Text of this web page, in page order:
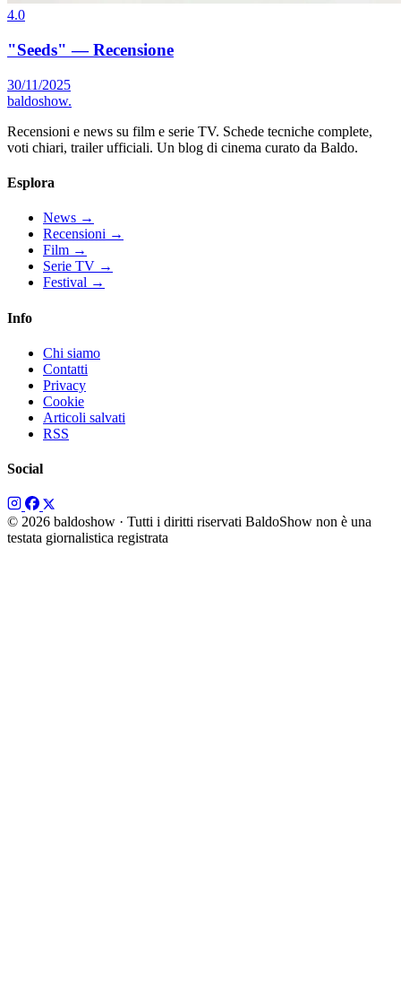
4.0
"Seeds" — Recensione
30/11/2025
baldoshow.
Recensioni e news su film e serie TV. Schede tecniche complete,
voti chiari, trailer ufficiali. Un blog di cinema curato da Baldo.
Esplora
News →
Recensioni →
Film →
Serie TV →
Festival →
Info
Chi siamo
Contatti
Privacy
Cookie
Articoli salvati
RSS
Social
© 2026 baldoshow · Tutti i diritti riservati BaldoShow non è una
testata giornalistica registrata